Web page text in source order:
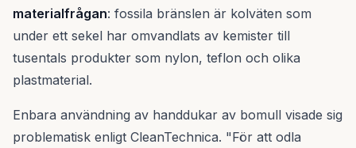
materialfrågan: fossila bränslen är kolväten som
under ett sekel har omvandlats av kemister till
tusentals produkter som nylon, teflon och olika
plastmaterial.
Enbara användning av handdukar av bomull visade sig
problematisk enligt CleanTechnica. "För att odla